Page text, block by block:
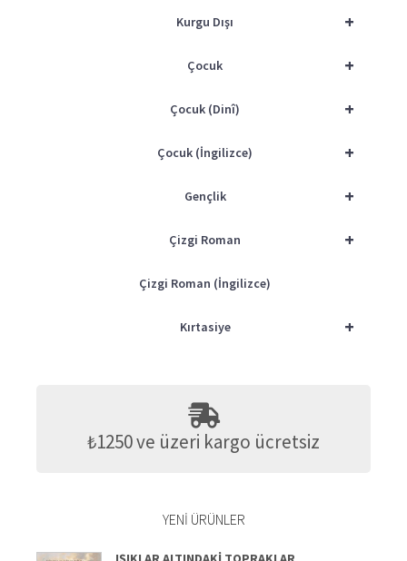
+
Kurgu Dışı
+
Çocuk
+
Çocuk (Dinî)
+
Çocuk (İngilizce)
+
Gençlik
+
Çizgi Roman
Çizgi Roman (İngilizce)
+
Kırtasiye
₺1250 ve üzeri kargo ücretsiz
YENI ÜRÜNLER